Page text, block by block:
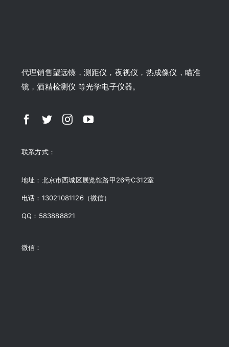
代理销售望远镜，测距仪，夜视仪，热成像仪，瞄准
镜，酒精检测仪 等光学电子仪器。
联系方式：
地址：北京市西城区展览馆路甲26号C312室
电话：13021081126（微信）
QQ：583888821
微信：